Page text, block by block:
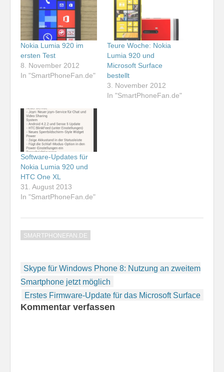
Nokia Lumia 920 im
ersten Test
8. November 2012
In "SmartPhoneFan.de"
Teure Woche: Nokia
Lumia 920 und
Microsoft Surface
bestellt
3. November 2012
In "SmartPhoneFan.de"
Software-Updates für
Nokia Lumia 920 und
HTC One XL
31. August 2013
In "SmartPhoneFan.de"
SMARTPHONEFAN.DE
Beitragsnavigation
Skype für Windows Phone 8: Nutzung an zweitem
Smartphone jetzt möglich
Erstes Firmware-Update für das Microsoft Surface
Kommentar verfassen